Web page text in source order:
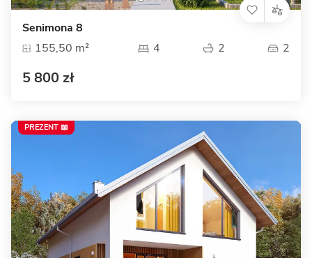
Senimona 8
155,50 m²
4 2 2
5 800 zł
PREZENT 📖